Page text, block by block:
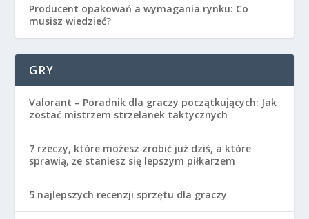
Producent opakowań a wymagania rynku: Co
musisz wiedzieć?
GRY
Valorant – Poradnik dla graczy początkujących: Jak
zostać mistrzem strzelanek taktycznych
7 rzeczy, które możesz zrobić już dziś, a które
sprawią, że staniesz się lepszym piłkarzem
5 najlepszych recenzji sprzętu dla graczy